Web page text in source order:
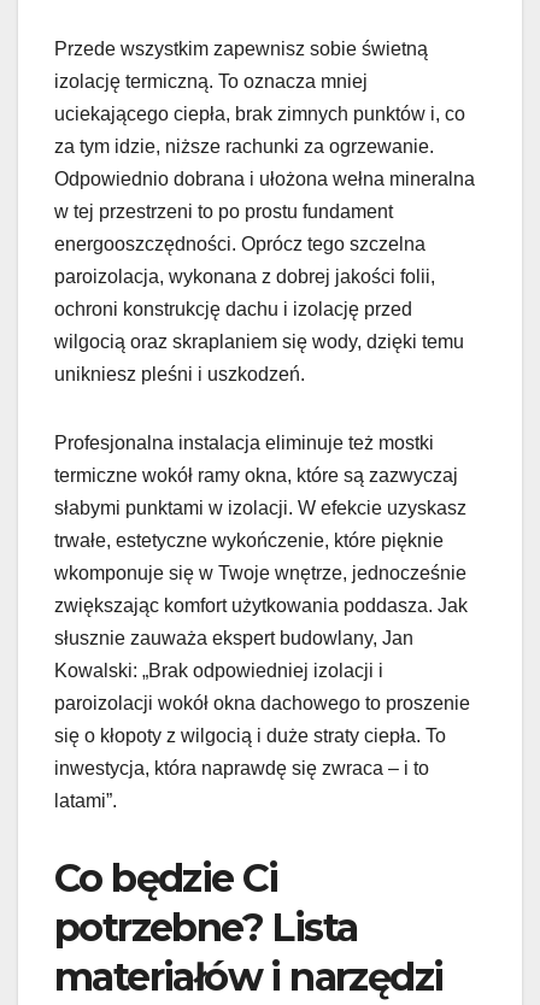
Przede wszystkim zapewnisz sobie świetną
izolację termiczną. To oznacza mniej
uciekającego ciepła, brak zimnych punktów i, co
za tym idzie, niższe rachunki za ogrzewanie.
Odpowiednio dobrana i ułożona wełna mineralna
w tej przestrzeni to po prostu fundament
energooszczędności. Oprócz tego szczelna
paroizolacja, wykonana z dobrej jakości folii,
ochroni konstrukcję dachu i izolację przed
wilgocią oraz skraplaniem się wody, dzięki temu
unikniesz pleśni i uszkodzeń.
Profesjonalna instalacja eliminuje też mostki
termiczne wokół ramy okna, które są zazwyczaj
słabymi punktami w izolacji. W efekcie uzyskasz
trwałe, estetyczne wykończenie, które pięknie
wkomponuje się w Twoje wnętrze, jednocześnie
zwiększając komfort użytkowania poddasza. Jak
słusznie zauważa ekspert budowlany, Jan
Kowalski: „Brak odpowiedniej izolacji i
paroizolacji wokół okna dachowego to proszenie
się o kłopoty z wilgocią i duże straty ciepła. To
inwestycja, która naprawdę się zwraca – i to
latami”.
Co będzie Ci
potrzebne? Lista
materiałów i narzędzi